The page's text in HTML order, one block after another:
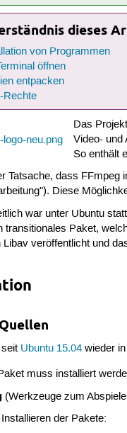
dieses
von Programmen
öffnen
entpacken
Rechte
Das Projekt
Video- und
So enthält
Tatsache, dass FFmpeg
Diese
war unter Ubuntu
transitionales Paket,
Libav veröffentlicht und
Ubuntu 15.04 wieder
muss installiert
(Werkzeuge zum
der Pakete: